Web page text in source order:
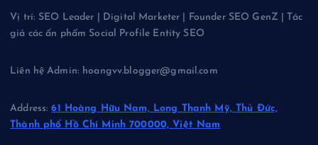
Vị trí: SEO Leader | Digital Marketer | Founder SEO GenZ | Tác
giả các ấn phẩm Social Profile Entity SEO
Liên hệ Admin: hoangvv.blogger@gmail.com
Address:61 Hoàng Hữu Nam, Long Thạnh Mỹ, Thủ Đức,
Thành phố Hồ Chí Minh 700000, Việt Nam